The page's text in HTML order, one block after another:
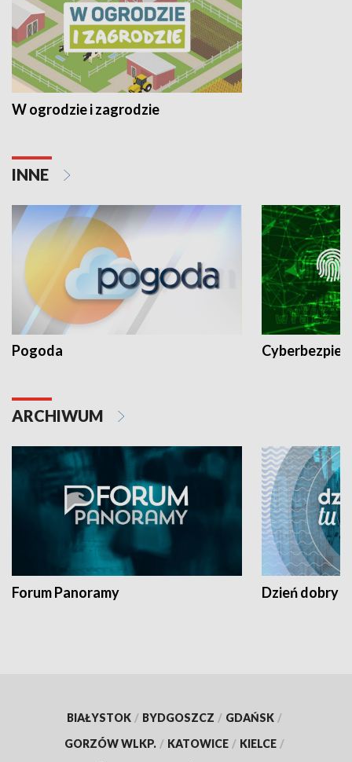
W ogrodzie i zagrodzie
INNE
Pogoda
ARCHIWUM
Forum Panoramy Dzień dobry
BIAŁYSTOK / BYDGOSZCZ / GDAŃSK /
GORZÓW WLKP. / KATOWICE / KIELCE /